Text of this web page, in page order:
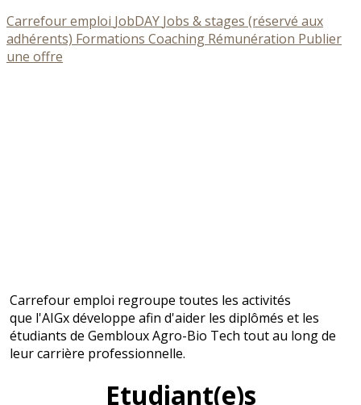
Carrefour emploi JobDAY Jobs & stages (réservé aux
adhérents) Formations Coaching Rémunération Publier
une offre
Carrefour emploi regroupe toutes les activités
que l'AIGx développe afin d'aider les diplômés et les
étudiants de Gembloux Agro-Bio Tech tout au long de
leur carrière professionnelle.
Etudiant(e)s